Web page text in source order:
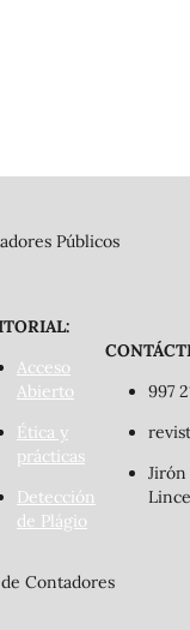
Públicos
Acceso
Abierto
Ética y
prácticas
Detección
de Plágio
997
Jirón
Contadores